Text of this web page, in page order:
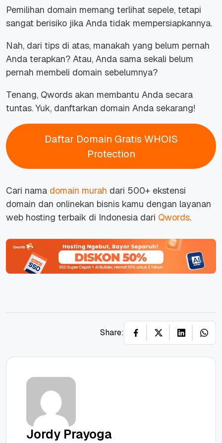
Pemilihan domain memang terlihat sepele, tetapi
sangat berisiko jika Anda tidak mempersiapkannya.
Nah, dari tips di atas, manakah yang belum pernah
Anda terapkan? Atau, Anda sama sekali belum
pernah membeli domain sebelumnya?
Tenang, Qwords akan membantu Anda secara
tuntas. Yuk, danftarkan domain Anda sekarang!
Daftar Domain Gratis WHOIS
Protection
Cari nama domain murah dari 500+ ekstensi
domain dan onlinekan bisnis kamu dengan layanan
web hosting terbaik di Indonesia dari Qwords.
Share:
Jordy Prayoga